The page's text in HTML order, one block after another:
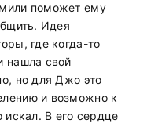
поможет ему
Идея
где когда-то
нашла свой
но для Джо это
и возможно к
искал. В его сердце